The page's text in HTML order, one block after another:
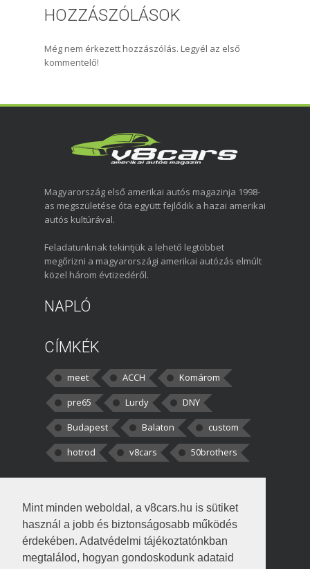
Mint minden weboldal, a v8cars.hu is sütiket
használ a jobb és biztonságosabb működés
érdekében. Adatvédelmi tájékoztatónkban
megtalálod, hogyan gondoskodunk adataid
HOZZÁSZÓLÁSOK
Még nem érkezett hozzászólás. Legyél az első
kommentelő!
Magyarország első amerikai autós magazinja 1998-
as megszületése óta együtt fejlődik a hazai amerikai
autós kultúrával.
Feladatunknak tekintjük a lehető legtöbbet
megőrizni a magyarországi amerikai autózás elmúlt
közel három évtizedéről.
NAPLÓ
CÍMKÉK
meet ACCH
Komárom
pre65
Lurdy
DNY
Budapest
Balaton
custom
hotrod
v8cars 50brothers
kortisz:Elszúrtam! Én csak két
darabbaal számoltam. Nem tudtam, hogy fél autót,